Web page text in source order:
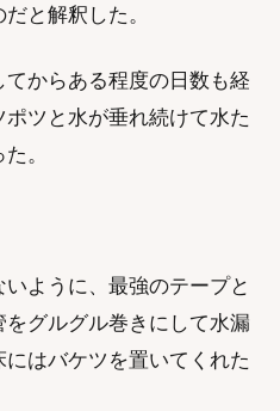
と解釈した。
からある程度の日数も経
ツと水が垂れ続けて水た
。
ように、最強のテープと
グルグル巻きにして水漏
はバケツを置いてくれた